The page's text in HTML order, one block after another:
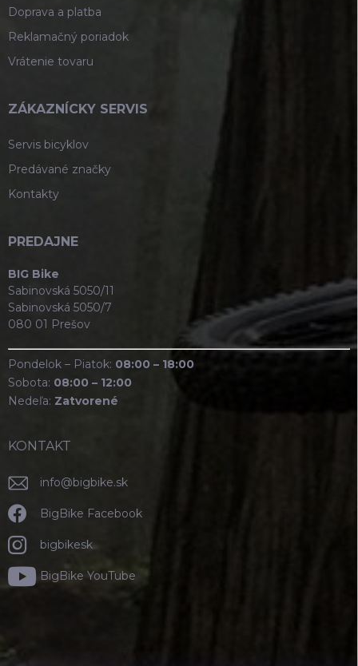
Doprava a platba
Reklamačný poriadok
Vrátenie tovaru
ZÁKAZNÍCKY SERVIS
Servis bicyklov
Predávané značky
Kontakty
PREDAJNE
BIG Bike
Sabinovská 5050/11
Sabinovská 5050/7
080 01 Prešov
Pondelok – Piatok: 08:00 – 18:00
Sobota: 08:00 – 12:00
Nedeľa: Zatvorené
KONTAKT
info@bigbike.sk
BigBike Facebook
bigbikesk
BigBike YouTube